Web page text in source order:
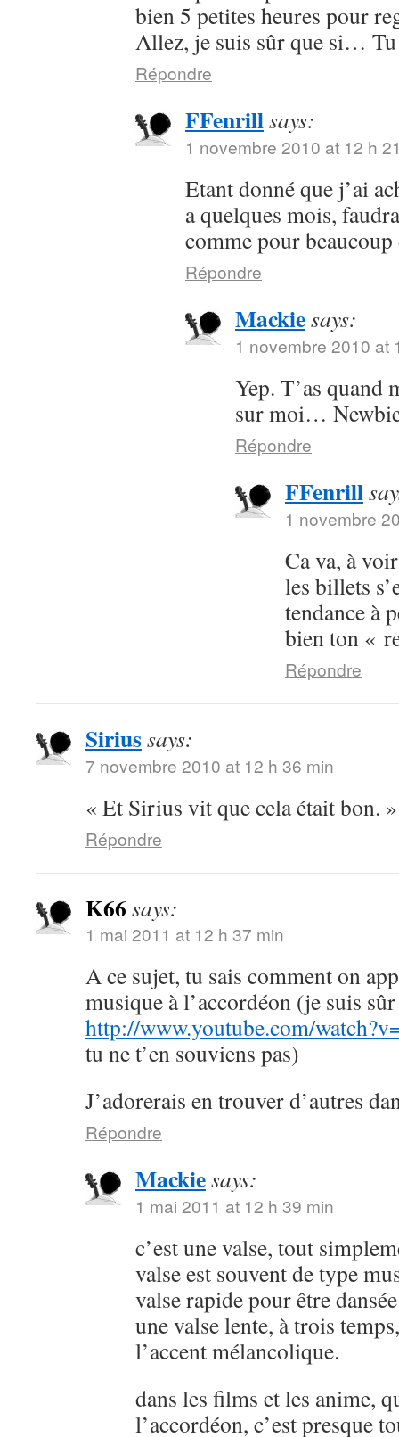
bien 5 petites heures pour
Allez, je suis sûr que si… Tu
Répondre
FFenrillsays:
1 novembre 2010 at 12 h
Etant donné que j’ai
a quelques mois,
comme pour beaucoup
Répondre
Mackiesays:
1 novembre 2010 at
Yep. T’as quand
sur moi…
Répondre
FFenrill
1 novembre
Ca va, à
les billets
tendance à
bien ton «
Répondre
Siriussays:
7 novembre 2010 at 12 h 36 min
« Et Sirius vit que cela était bon.
Répondre
K66 says:
1 mai 2011 at 12 h 37 min
A ce sujet, tu sais comment on
musique à l’accordéon (je suis
http://www.youtube.com/
tu ne t’en souviens pas)
J’adorerais en trouver d’autres
Répondre
Mackiesays:
1 mai 2011 at 12 h 39 min
c’est une valse, tout
valse est souvent de type
valse rapide pour être
une valse lente, à trois
l’accent mélancolique.
dans les films et les anime,
l’accordéon, c’est presque